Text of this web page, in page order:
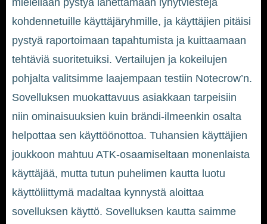
mielellään pystyä lähettämään lyhytviestejä
kohdennetuille käyttäjäryhmille, ja käyttäjien pitäisi
pystyä raportoimaan tapahtumista ja kuittaamaan
tehtäviä suoritetuiksi. Vertailujen ja kokeilujen
pohjalta valitsimme laajempaan testiin Notecrow’n.
Sovelluksen muokattavuus asiakkaan tarpeisiin
niin ominaisuuksien kuin brändi-ilmeenkin osalta
helpottaa sen käyttöönottoa. Tuhansien käyttäjien
joukkoon mahtuu ATK-osaamiseltaan monenlaista
käyttäjää, mutta tutun puhelimen kautta luotu
käyttöliittymä madaltaa kynnystä aloittaa
sovelluksen käyttö. Sovelluksen kautta saimme